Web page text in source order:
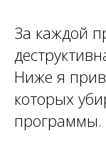
За каждой
Ниже я
которых
программы.